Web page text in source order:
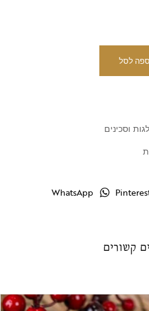
לסל
וסכינים
WhatsApp
קשורים